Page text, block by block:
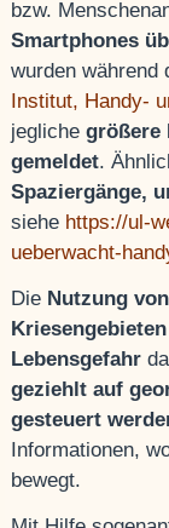
bzw.
Smartphones
wurden während
Institut, Handy-
jeglichegrößere
gemeldet.
Spaziergänge,
siehe https://ul-
ueberwacht-
Die Nutzung
Kriesengebieten
Lebensgefahr
geziehlt auf
gesteuert
Informationen,
bewegt.